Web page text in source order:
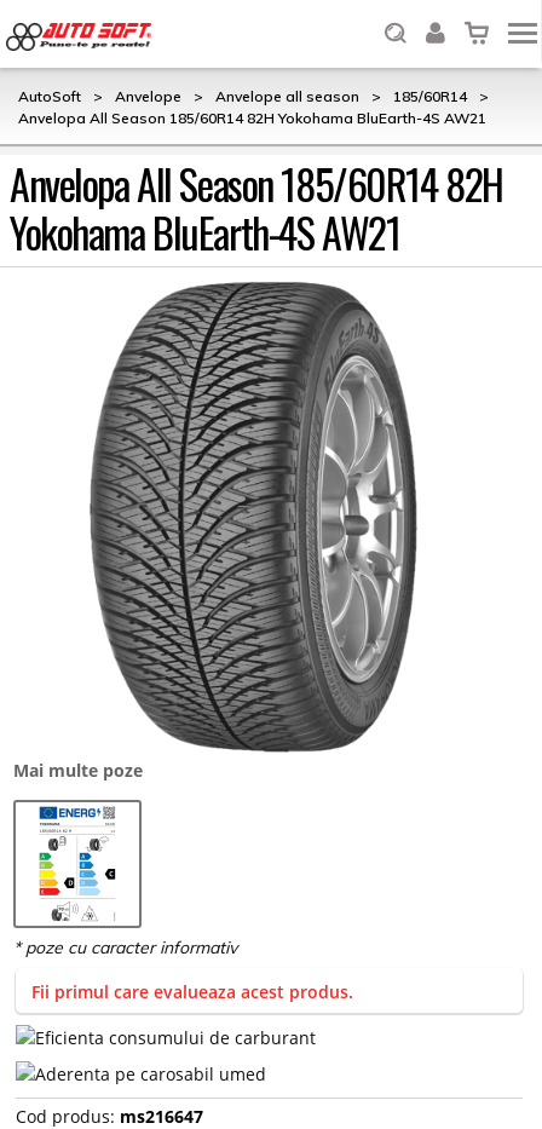
AutoSoft > Anvelope > Anvelope all season > 185/60R14
>
Anvelopa All Season 185/60R14 82H Yokohama BluEarth-4S AW21
Anvelopa All Season 185/60R14 82H
Yokohama BluEarth-4S AW21
Mai multe poze
Fii primul care evalueaza acest produs.
Cod produs: ms216647